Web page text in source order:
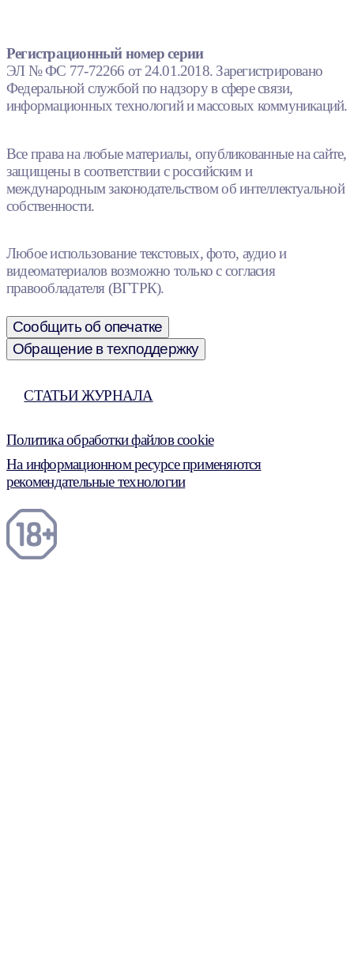
Регистрационный номер серии
ЭЛ № ФС 77-72266 от 24.01.2018. Зарегистрировано
Федеральной службой по надзору в сфере связи,
информационных технологий и массовых коммуникаций.
Все права на любые материалы, опубликованные на сайте,
защищены в соответствии с российским и
международным законодательством об интеллектуальной
собственности.
Любое использование текстовых, фото, аудио и
видеоматериалов возможно только с согласия
правообладателя (ВГТРК).
Сообщить об опечатке
Обращение в техподдержку
СТАТЬИ ЖУРНАЛА
Политика обработки файлов cookie
На информационном ресурсе применяются
рекомендательные технологии